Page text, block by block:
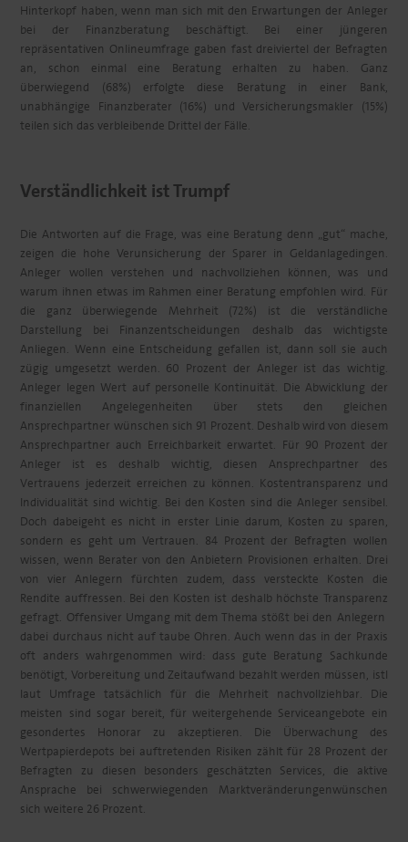
Hinterkopf haben, wenn man sich mit den Erwartungen der Anleger
bei der Finanzberatung beschäftigt. Bei einer jüngeren
repräsentativen Onlineumfrage gaben fast dreiviertel der Befragten
an, schon einmal eine Beratung erhalten zu haben. Ganz
überwiegend (68%) erfolgte diese Beratung in einer Bank,
unabhängige Finanzberater (16%) und Versicherungsmakler (15%)
teilen sich das verbleibende Drittel der Fälle.
Verständlichkeit ist Trumpf
Die Antworten auf die Frage, was eine Beratung denn „gut“ mache,
zeigen die hohe Verunsicherung der Sparer in Geldanlagedingen.
Anleger wollen verstehen und nachvollziehen können, was und
warum ihnen etwas im Rahmen einer Beratung empfohlen wird. Für
die ganz überwiegende Mehrheit (72%) ist die verständliche
Darstellung bei Finanzentscheidungen deshalb das wichtigste
Anliegen. Wenn eine Entscheidung gefallen ist, dann soll sie auch
zügig umgesetzt werden. 60 Prozent der Anleger ist das wichtig.
Anleger legen Wert auf personelle Kontinuität. Die Abwicklung der
finanziellen Angelegenheiten über stets den gleichen
Ansprechpartner wünschen sich 91 Prozent. Deshalb wird von diesem
Ansprechpartner auch Erreichbarkeit erwartet. Für 90 Prozent der
Anleger ist es deshalb wichtig, diesen Ansprechpartner des
Vertrauens jederzeit erreichen zu können. Kostentransparenz und
Individualität sind wichtig. Bei den Kosten sind die Anleger sensibel.
Doch dabeigeht es nicht in erster Linie darum, Kosten zu sparen,
sondern es geht um Vertrauen. 84 Prozent der Befragten wollen
wissen, wenn Berater von den Anbietern Provisionen erhalten. Drei
von vier Anlegern fürchten zudem, dass versteckte Kosten die
Rendite auffressen. Bei den Kosten ist deshalb höchste Transparenz
gefragt. Offensiver Umgang mit dem Thema stößt bei den Anlegern
dabei durchaus nicht auf taube Ohren. Auch wenn das in der Praxis
oft anders wahrgenommen wird: dass gute Beratung Sachkunde
benötigt, Vorbereitung und Zeitaufwand bezahlt werden müssen, istl
laut Umfrage tatsächlich für die Mehrheit nachvollziehbar. Die
meisten sind sogar bereit, für weitergehende Serviceangebote ein
gesondertes Honorar zu akzeptieren. Die Überwachung des
Wertpapierdepots bei auftretenden Risiken zählt für 28 Prozent der
Befragten zu diesen besonders geschätzten Services, die aktive
Ansprache bei schwerwiegenden Marktveränderungenwünschen
sich weitere 26 Prozent.